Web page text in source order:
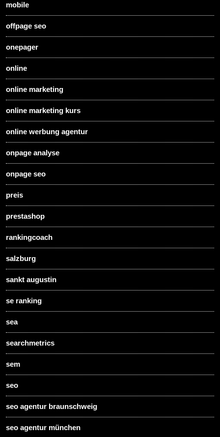
mobile
offpage seo
onepager
online
online marketing
online marketing kurs
online werbung agentur
onpage analyse
onpage seo
preis
prestashop
rankingcoach
salzburg
sankt augustin
se ranking
sea
searchmetrics
sem
seo
seo agentur braunschweig
seo agentur münchen